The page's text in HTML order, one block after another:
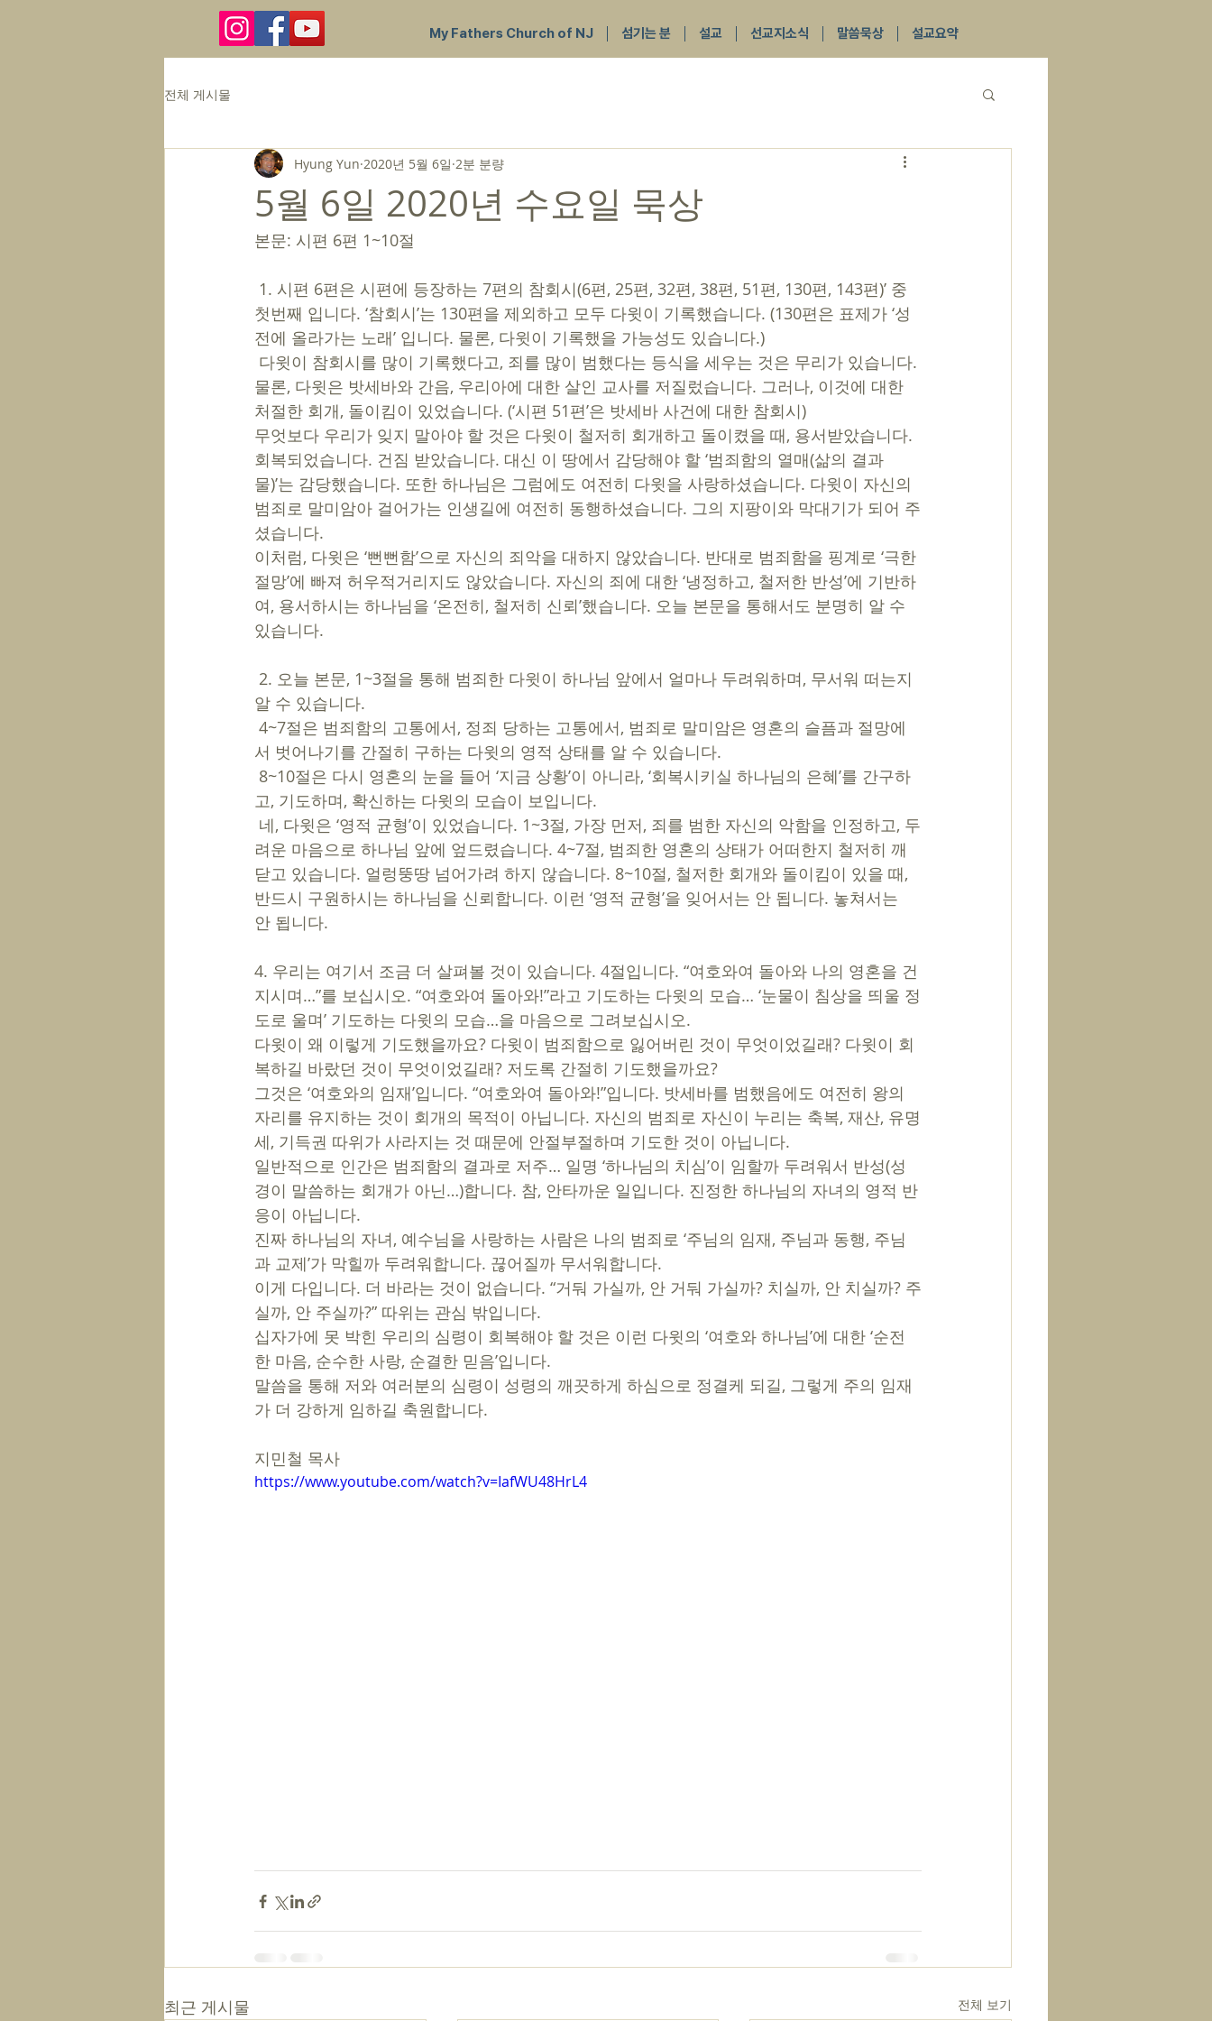
My Fathers Church of NJ 섬기는 분 설교 선교지소식 말씀묵상 설교요약
전체 게시물
5월 6일 2020년 수요일 묵상
Hyung Yun 2020년 5월 6일 2분 분량
본문: 시편 6편 1~10절
첫번째 입니다. ‘참회시’는 130편을 제외하고 모두 다윗이 기록했습니다. (130편은 표제가 ‘성
전에 올라가는 노래’ 입니다. 물론, 다윗이 기록했을 가능성도 있습니다.)
물론, 다윗은 밧세바와 간음, 우리아에 대한 살인 교사를 저질렀습니다. 그러나, 이것에 대한
처절한 회개, 돌이킴이 있었습니다. (‘시편 51편’은 밧세바 사건에 대한 참회시)
무엇보다 우리가 잊지 말아야 할 것은 다윗이 철저히 회개하고 돌이켰을 때, 용서받았습니다.
회복되었습니다. 건짐 받았습니다. 대신 이 땅에서 감당해야 할 ‘범죄함의 열매(삶의 결과
물)’는 감당했습니다. 또한 하나님은 그럼에도 여전히 다윗을 사랑하셨습니다. 다윗이 자신의
범죄로 말미암아 걸어가는 인생길에 여전히 동행하셨습니다. 그의 지팡이와 막대기가 되어 주
셨습니다.
이처럼, 다윗은 ‘뻔뻔함’으로 자신의 죄악을 대하지 않았습니다. 반대로 범죄함을 핑계로 ‘극한
절망’에 빠져 허우적거리지도 않았습니다. 자신의 죄에 대한 ‘냉정하고, 철저한 반성’에 기반하
여, 용서하시는 하나님을 ‘온전히, 철저히 신뢰’했습니다. 오늘 본문을 통해서도 분명히 알 수
있습니다.
알 수 있습니다.
서 벗어나기를 간절히 구하는 다윗의 영적 상태를 알 수 있습니다.
고, 기도하며, 확신하는 다윗의 모습이 보입니다.
려운 마음으로 하나님 앞에 엎드렸습니다. 4~7절, 범죄한 영혼의 상태가 어떠한지 철저히 깨
닫고 있습니다. 얼렁뚱땅 넘어가려 하지 않습니다. 8~10절, 철저한 회개와 돌이킴이 있을 때,
반드시 구원하시는 하나님을 신뢰합니다. 이런 ‘영적 균형’을 잊어서는 안 됩니다. 놓쳐서는
안 됩니다.
4. 우리는 여기서 조금 더 살펴볼 것이 있습니다. 4절입니다. “여호와여 돌아와 나의 영혼을 건
지시며…”를 보십시오. “여호와여 돌아와!”라고 기도하는 다윗의 모습… ‘눈물이 침상을 띄울 정
도로 울며’ 기도하는 다윗의 모습…을 마음으로 그려보십시오.
다윗이 왜 이렇게 기도했을까요? 다윗이 범죄함으로 잃어버린 것이 무엇이었길래? 다윗이 회
복하길 바랐던 것이 무엇이었길래? 저도록 간절히 기도했을까요?
그것은 ‘여호와의 임재’입니다. “여호와여 돌아와!”입니다. 밧세바를 범했음에도 여전히 왕의
자리를 유지하는 것이 회개의 목적이 아닙니다. 자신의 범죄로 자신이 누리는 축복, 재산, 유명
세, 기득권 따위가 사라지는 것 때문에 안절부절하며 기도한 것이 아닙니다.
일반적으로 인간은 범죄함의 결과로 저주… 일명 ‘하나님의 치심’이 임할까 두려워서 반성(성
경이 말씀하는 회개가 아닌…)합니다. 참, 안타까운 일입니다. 진정한 하나님의 자녀의 영적 반
응이 아닙니다.
진짜 하나님의 자녀, 예수님을 사랑하는 사람은 나의 범죄로 ‘주님의 임재, 주님과 동행, 주님
과 교제’가 막힐까 두려워합니다. 끊어질까 무서워합니다.
이게 다입니다. 더 바라는 것이 없습니다. “거둬 가실까, 안 거둬 가실까? 치실까, 안 치실까? 주
실까, 안 주실까?” 따위는 관심 밖입니다.
십자가에 못 박힌 우리의 심령이 회복해야 할 것은 이런 다윗의 ‘여호와 하나님’에 대한 ‘순전
한 마음, 순수한 사랑, 순결한 믿음’입니다.
말씀을 통해 저와 여러분의 심령이 성령의 깨끗하게 하심으로 정결케 되길, 그렇게 주의 임재
가 더 강하게 임하길 축원합니다.
지민철 목사
https://www.youtube.com/watch?v=IafWU48HrL4
최근 게시물 전체 보기